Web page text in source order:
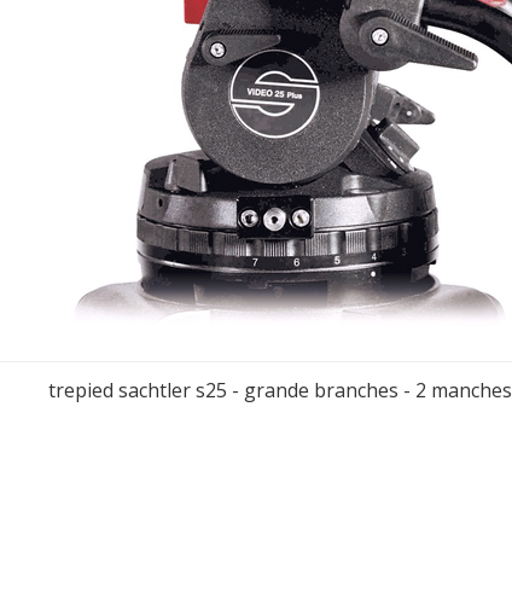
trepied sachtler s25 - grande branches - 2 manches